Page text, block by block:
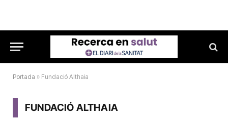
Portada » Fundació Althaia
FUNDACIÓ ALTHAIA